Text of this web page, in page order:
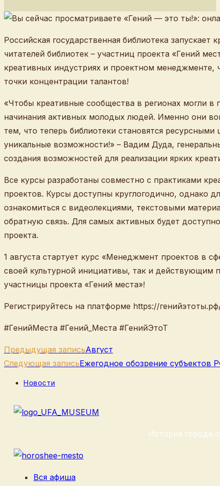
САЙТУ
Российская государственная библиотека
читателей библиотек – участниц проекта «Гений
креативных индустриях и проектном менеджменте,
точки концентрации талантов!
«Чтобы креативные сообщества в регионах могли
начинания активных молодых людей. Именно они
тем, что теперь библиотеки становятся
уникальные возможности!» – Вадим Дуда,
создания возможностей для реализации ярких
Все курсы разработаны совместно с практиками
проектов. Курсы доступны круглогодично, однако
ознакомиться с видеолекциями, текстовыми
обратную связь. Для самых активных будет
проекта.
1 августа стартует курс «Менеджмент проектов в
своей культурной инициативы, так и действующим
участницы проекта «Гений места»!
Регистрируйтесь на платформе https://
#ГенийМеста #Гений_Места #ГенийЭтоТ
Еще
статьи
Предыдущая записьАвгуст
Следующая записьЕжегодное обозрение субъектов
Рубрика
Новости
История города
Вся афиша